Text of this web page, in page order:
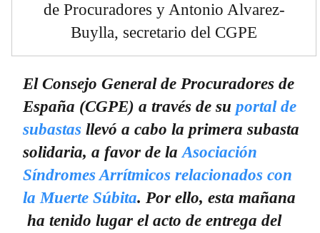
de Procuradores y Antonio Alvarez-
Buylla, secretario del CGPE
El Consejo General de Procuradores de
España (CGPE) a través de su portal de
subastas llevó a cabo la primera subasta
solidaria, a favor de la Asociación
Síndromes Arrítmicos relacionados con
la Muerte Súbita. Por ello, esta mañana
ha tenido lugar el acto de entrega del